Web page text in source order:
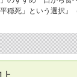
穏死」という選択』